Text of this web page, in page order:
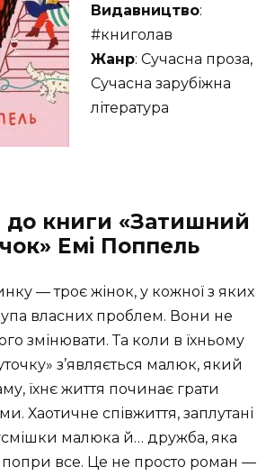
Видавництво:
#книголав
Жанр: Сучасна проза,
Сучасна зарубіжна
література
до книги «Затишний
Емі Поппель
— троє жінок, у кожної з яких
купа власних проблем. Вони не
змінювати. Та коли в їхньому
з’являється малюк, який
їхнє життя починає грати
Хаотичне співжиття, заплутані
малюка й… дружба, яка
все. Це не просто роман —